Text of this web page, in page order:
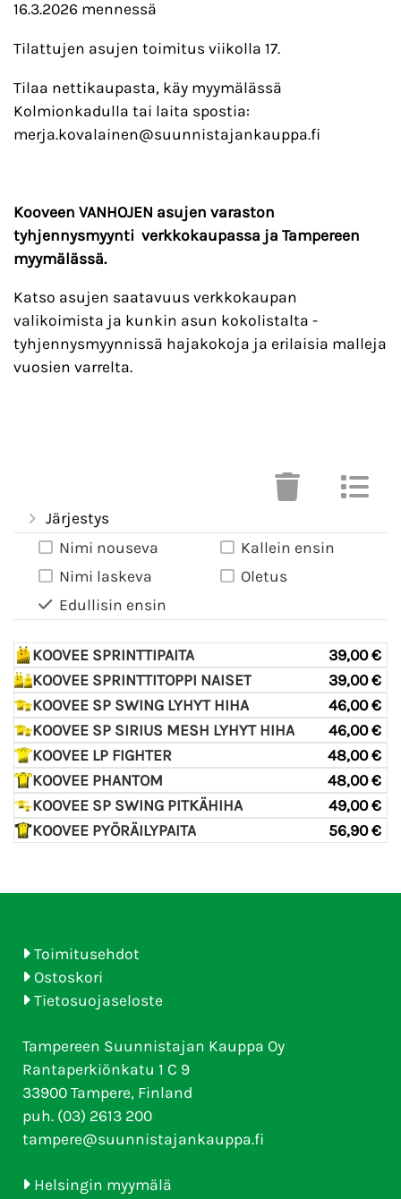
16.3.2026 mennessä
Tilattujen asujen toimitus viikolla 17.
Tilaa nettikaupasta, käy myymälässä
Kolmionkadulla tai laita spostia:
merja.kovalainen@suunnistajankauppa.fi
Kooveen VANHOJEN asujen varaston
tyhjennysmyynti verkkokaupassa ja Tampereen
myymälässä.
Katso asujen saatavuus verkkokaupan
valikoimista ja kunkin asun kokolistalta -
tyhjennysmyynnissä hajakokoja ja erilaisia malleja
vuosien varrelta.
Järjestys
Nimi nouseva
Nimi laskeva
Edullisin ensin
Kallein ensin
Oletus
KOOVEE SPRINTTIPAITA
39,00 €
KOOVEE SPRINTTITOPPI NAISET
39,00 €
KOOVEE SP SWING LYHYT HIHA
46,00 €
KOOVEE SP SIRIUS MESH LYHYT HIHA
46,00 €
KOOVEE LP FIGHTER
48,00 €
KOOVEE PHANTOM
48,00 €
KOOVEE SP SWING PITKÄHIHA
49,00 €
KOOVEE PYÖRÄILYPAITA
56,90 €
Toimitusehdot
Ostoskori
Tietosuojaseloste
Tampereen Suunnistajan Kauppa Oy
Rantaperkiönkatu 1 C 9
33900 Tampere, Finland
puh. (03) 2613 200
tampere@suunnistajankauppa.fi
Helsingin myymälä